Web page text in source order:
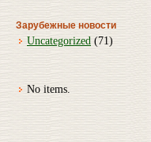
Зарубежные новости
Uncategorized (71)
No items.